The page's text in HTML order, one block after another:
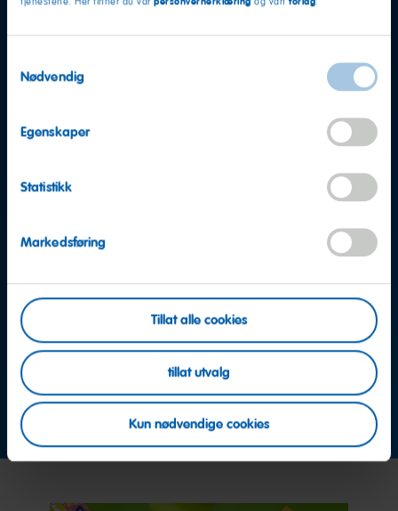
Nødvendig
Egenskaper
Statistikk
Markedsføring
Tillat alle cookies
tillat utvalg
Kun nødvendige cookies
Flere spørsmål?
Vi hjelper gjerne
Ta kontakt nå